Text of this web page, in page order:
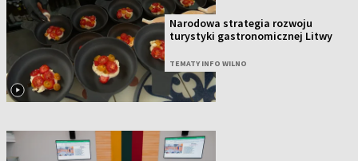
Narodowa strategia rozwoju
turystyki gastronomicznej Litwy
TEMATY INFO WILNO